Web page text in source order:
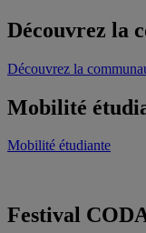
Découvrez la
Découvrez la
Mobilité
Mobilité étudiante
Festival